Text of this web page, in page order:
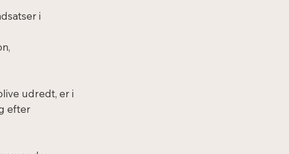
i
udredt, er i
efter